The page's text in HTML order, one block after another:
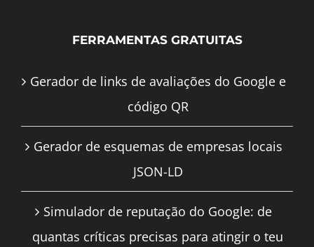
FERRAMENTAS GRATUITAS
Gerador de links de avaliações do Google e
código QR
Gerador de esquemas de empresas locais
JSON-LD
Simulador de reputação do Google: de
quantas críticas precisas para atingir o teu